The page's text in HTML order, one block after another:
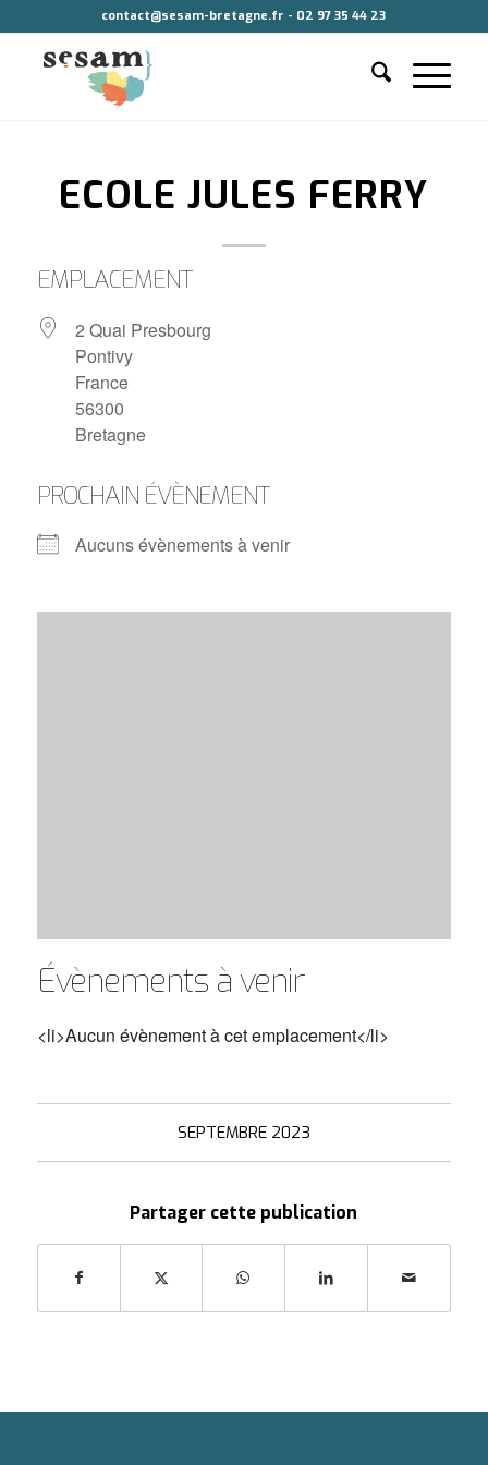
contact@sesam-bretagne.fr - 02 97 35 44 23
ECOLE JULES FERRY
EMPLACEMENT
2 Quai Presbourg
Pontivy
France
56300
Bretagne
PROCHAIN ÉVÈNEMENT
Aucuns évènements à venir
Évènements à venir
<li>Aucun évènement à cet emplacement</li>
SEPTEMBRE 2023
Partager cette publication